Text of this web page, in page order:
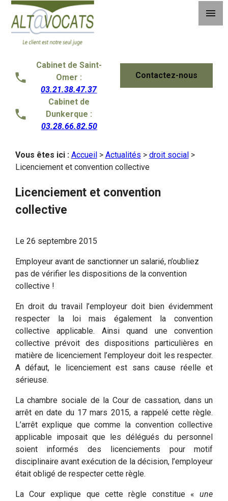
menu
Cabinet de Saint-
Omer :
03.21.38.47.37
Cabinet de
Dunkerque :
03.28.66.82.50
Contactez-nous
Vous êtes ici : Accueil> Actualités > droit social>
Licenciement et convention collective
Licenciement et convention
collective
Le 26 septembre 2015
Employeur avant de sanctionner un salarié, n’oubliez
pas de vérifier les dispositions de la convention
collective !
En droit du travail l’employeur doit bien évidemment
respecter la loi mais également la convention
collective applicable. Ainsi quand une convention
collective prévoit des dispositions particulières en
matière de licenciement l’employeur doit les respecter.
A défaut, le licenciement est sans cause réelle et
sérieuse.
La chambre sociale de la Cour de cassation, dans un
arrêt en date du 17 mars 2015, a rappelé cette règle.
L’arrêt explique que comme la convention collective
applicable imposait que les délégués du personnel
soient informés des licenciements pour motif
disciplinaire avant exécution de la décision, l’employeur
était obligé de respecter cette règle.
La Cour explique que cette règle constitue «une
Panneau de gestion des cookies